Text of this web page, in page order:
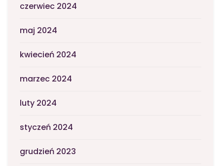
czerwiec 2024
maj 2024
kwiecień 2024
marzec 2024
luty 2024
styczeń 2024
grudzień 2023